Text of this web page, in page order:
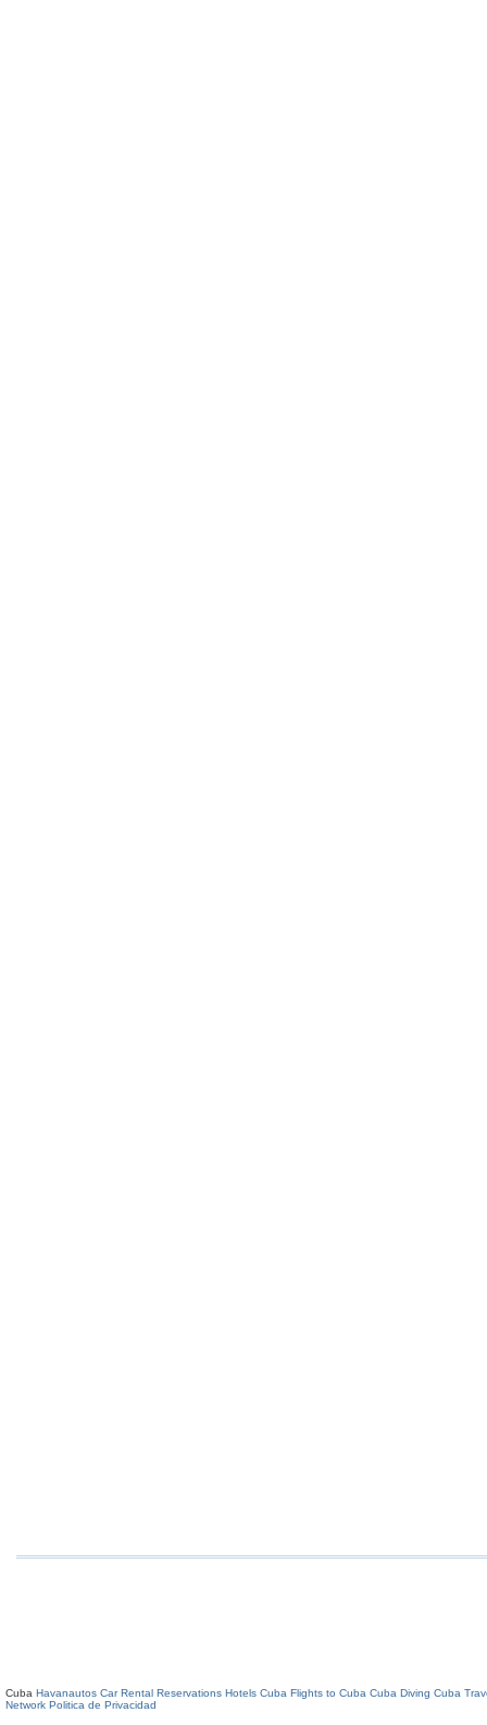
Cuba Havanautos Car Rental Reservations Hotels Cuba Flights to Cuba Cuba Diving Cuba
Network Politica de Privacidad